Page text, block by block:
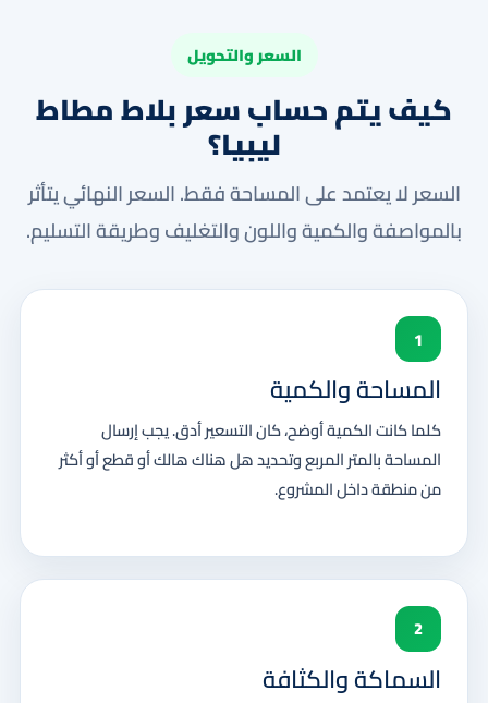
السعر والتحويل
كيف يتم حساب سعر بلاط مطاط
ليبيا؟
السعر لا يعتمد على المساحة فقط. السعر النهائي يتأثر
بالمواصفة والكمية واللون والتغليف وطريقة التسليم.
1
المساحة والكمية
كلما كانت الكمية أوضح، كان التسعير أدق. يجب إرسال
المساحة بالمتر المربع وتحديد هل هناك هالك أو قطع أو أكثر
من منطقة داخل المشروع.
2
السماكة والكثافة